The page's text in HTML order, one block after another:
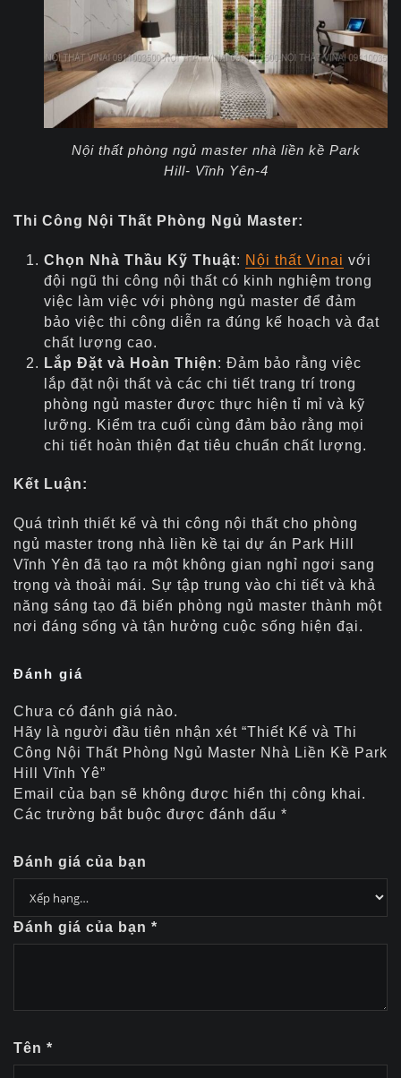
Nội thất phòng ngủ master nhà liền kề Park
Hill- Vĩnh Yên-4
Thi Công Nội Thất Phòng Ngủ Master:
Chọn Nhà Thầu Kỹ Thuật: Nội thất Vinai với
đội ngũ thi công nội thất có kinh nghiệm trong
việc làm việc với phòng ngủ master để đảm
bảo việc thi công diễn ra đúng kế hoạch và đạt
chất lượng cao.
Lắp Đặt và Hoàn Thiện: Đảm bảo rằng việc
lắp đặt nội thất và các chi tiết trang trí trong
phòng ngủ master được thực hiện tỉ mỉ và kỹ
lưỡng. Kiểm tra cuối cùng đảm bảo rằng mọi
chi tiết hoàn thiện đạt tiêu chuẩn chất lượng.
Kết Luận:
Quá trình thiết kế và thi công nội thất cho phòng
ngủ master trong nhà liền kề tại dự án Park Hill
Vĩnh Yên đã tạo ra một không gian nghỉ ngơi sang
trọng và thoải mái. Sự tập trung vào chi tiết và khả
năng sáng tạo đã biến phòng ngủ master thành một
nơi đáng sống và tận hưởng cuộc sống hiện đại.
Đánh giá
Chưa có đánh giá nào.
Hãy là người đầu tiên nhận xét “Thiết Kế và Thi
Công Nội Thất Phòng Ngủ Master Nhà Liền Kề Park
Hill Vĩnh Yê”
Email của bạn sẽ không được hiển thị công khai.
Các trường bắt buộc được đánh dấu *
Đánh giá của bạn
Đánh giá của bạn *
Tên *